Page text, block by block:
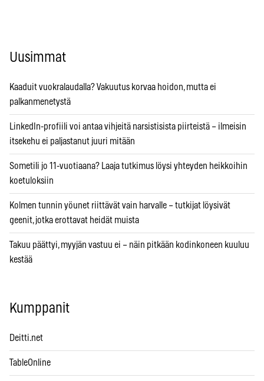
Uusimmat
Kaaduit vuokralaudalla? Vakuutus korvaa hoidon, mutta ei
palkanmenetystä
LinkedIn-profiili voi antaa vihjeitä narsistisista piirteistä – ilmeisin
itsekehu ei paljastanut juuri mitään
Sometili jo 11-vuotiaana? Laaja tutkimus löysi yhteyden heikkoihin
koetuloksiin
Kolmen tunnin yöunet riittävät vain harvalle – tutkijat löysivät
geenit, jotka erottavat heidät muista
Takuu päättyi, myyjän vastuu ei – näin pitkään kodinkoneen kuuluu
kestää
Kumppanit
Deitti.net
TableOnline